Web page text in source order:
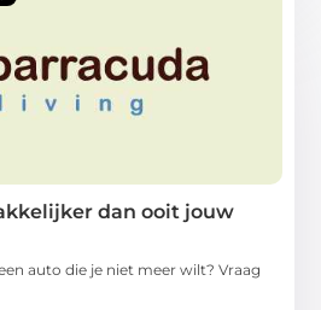
dan ooit jouw
auto die je niet meer wilt? Vraag